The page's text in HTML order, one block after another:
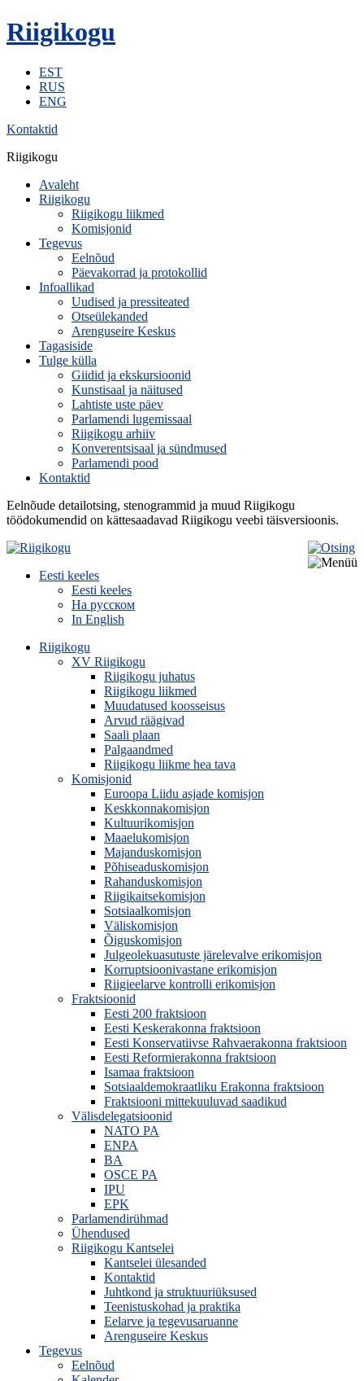
Riigikogu
EST
RUS
ENG
Kontaktid
Riigikogu
Avaleht
Riigikogu
Riigikogu liikmed
Komisjonid
Tegevus
Eelnõud
Päevakorrad ja protokollid
Infoallikad
Uudised ja pressiteated
Otseülekanded
Arenguseire Keskus
Tagasiside
Tulge külla
Giidid ja ekskursioonid
Kunstisaal ja näitused
Lahtiste uste päev
Parlamendi lugemissaal
Riigikogu arhiiv
Konverentsisaal ja sündmused
Parlamendi pood
Kontaktid
Eelnõude detailotsing, stenogrammid ja muud Riigikogu
töödokumendid on kättesaadavad Riigikogu veebi täisversioonis.
Eesti keeles
Eesti keeles
На русском
In English
Riigikogu
XV Riigikogu
Riigikogu juhatus
Riigikogu liikmed
Muudatused koosseisus
Arvud räägivad
Saali plaan
Palgaandmed
Riigikogu liikme hea tava
Komisjonid
Euroopa Liidu asjade komisjon
Keskkonnakomisjon
Kultuurikomisjon
Maaelukomisjon
Majanduskomisjon
Põhiseaduskomisjon
Rahanduskomisjon
Riigikaitsekomisjon
Sotsiaalkomisjon
Väliskomisjon
Õiguskomisjon
Julgeolekuasutuste järelevalve erikomisjon
Korruptsioonivastane erikomisjon
Riigieelarve kontrolli erikomisjon
Fraktsioonid
Eesti 200 fraktsioon
Eesti Keskerakonna fraktsioon
Eesti Konservatiivse Rahvaerakonna fraktsioon
Eesti Reformierakonna fraktsioon
Isamaa fraktsioon
Sotsiaaldemokraatliku Erakonna fraktsioon
Fraktsiooni mittekuuluvad saadikud
Välisdelegatsioonid
NATO PA
ENPA
BA
OSCE PA
IPU
EPK
Parlamendirühmad
Ühendused
Riigikogu Kantselei
Kantselei ülesanded
Kontaktid
Juhtkond ja struktuuriüksused
Teenistuskohad ja praktika
Eelarve ja tegevusaruanne
Arenguseire Keskus
Tegevus
Eelnõud